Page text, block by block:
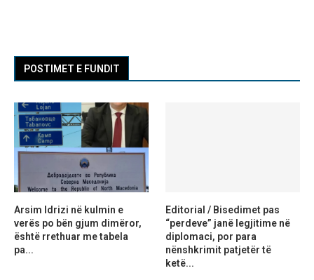
POSTIMET E FUNDIT
Arsim Idrizi në kulmin e
verës po bën gjum dimëror,
është rrethuar me tabela
pa...
Editorial / Bisedimet pas
“perdeve” janë legjitime në
diplomaci, por para
nënshkrimit patjetër të
ketë...